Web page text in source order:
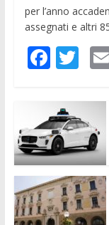
per l’anno
assegnati e altri
F
e
b
o
o
k
T
itt
er